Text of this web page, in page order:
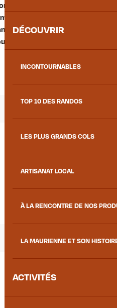
DÉCOUVRIR
INCONTOURNABLES
TOP 10 DES RANDOS
LES PLUS GRANDS COLS
ARTISANAT LOCAL
À LA RENCONTRE DE NOS
LA MAURIENNE ET SON
ACTIVITÉS
affaires lors du vide
des fêtes de St-Martin-
trouvailles insolites
attendent tout au long